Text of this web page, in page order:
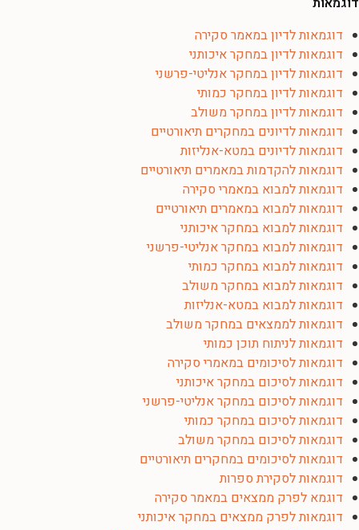
דוגמאות לדיון במאמר סקירה
דוגמאות לדיון במחקר איכותני
דוגמאות לדיון במחקר אנליטי-פרשני
דוגמאות לדיון במחקר כמותי
דוגמאות לדיון במחקר משולב
דוגמאות לדיונים במחקרים תיאורטיים
דוגמאות לדיונים במטא-אנליזות
דוגמאות להקדמות במאמרים תיאורטיים
דוגמאות למבוא במאמרי סקירה
דוגמאות למבוא במאמרים תיאורטיים
דוגמאות למבוא במחקר איכותני
דוגמאות למבוא במחקר אנליטי-פרשני
דוגמאות למבוא במחקר כמותי
דוגמאות למבוא במחקר משולב
דוגמאות למבוא במטא-אנליזות
דוגמאות לממצאים במחקר משולב
דוגמאות לניתוח תוכן כמותי
דוגמאות לסיכומים במאמרי סקירה
דוגמאות לסיכום במחקר איכותני
דוגמאות לסיכום במחקר אנליטי-פרשני
דוגמאות לסיכום במחקר כמותי
דוגמאות לסיכום במחקר משולב
דוגמאות לסיכומים במחקרים תיאורטיים
דוגמאות לסקירת ספרות
דוגמא לפרק ממצאים במאמר סקירה
דוגמאות לפרק ממצאים במחקר איכותני